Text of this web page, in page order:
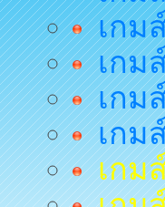
เกม
เกม
เกม
เกม
เกม